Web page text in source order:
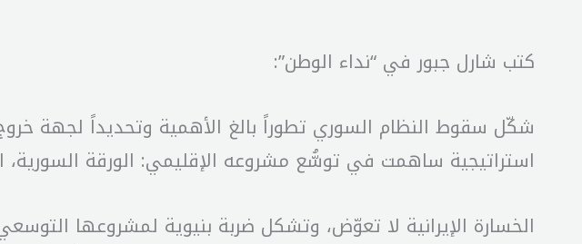
كتب شارل جبور في “نداء الوطن”:
شكّل سقوط النظام السوري تطوراً بالغ الأهمية وتحديداً لجهة
استراتيجية ساهمت في توسُّع مشروعه الإقليمي: الورقة السورية،
الخسارة الإيرانية لا تعوّض، وتشكل ضربة بنيوية لمشروعها